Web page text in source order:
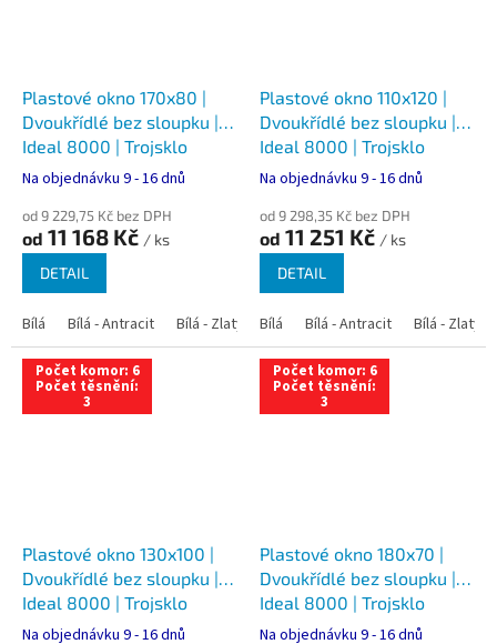
Plastové okno 170x80 |
Dvoukřídlé bez sloupku |
Ideal 8000 | Trojsklo
Na objednávku 9 - 16 dnů
od 9 229,75 Kč bez DPH
od 11 168 Kč / ks
DETAIL
Bílá Bílá - Antracit Bílá - Zlatý dub Bílá - Tmavý dub Bílá -
Plastové okno 110x120 |
Dvoukřídlé bez sloupku |
Ideal 8000 | Trojsklo
Na objednávku 9 - 16 dnů
od 9 298,35 Kč bez DPH
od 11 251 Kč / ks
DETAIL
Bílá Bílá - Antracit Bílá - Zlatý
Počet komor: 6
Počet těsnění:
3
Plastové okno 130x100 |
Dvoukřídlé bez sloupku |
Ideal 8000 | Trojsklo
Na objednávku 9 - 16 dnů
Počet komor: 6
Počet těsnění:
3
Plastové okno 180x70 |
Dvoukřídlé bez sloupku |
Ideal 8000 | Trojsklo
Na objednávku 9 - 16 dnů